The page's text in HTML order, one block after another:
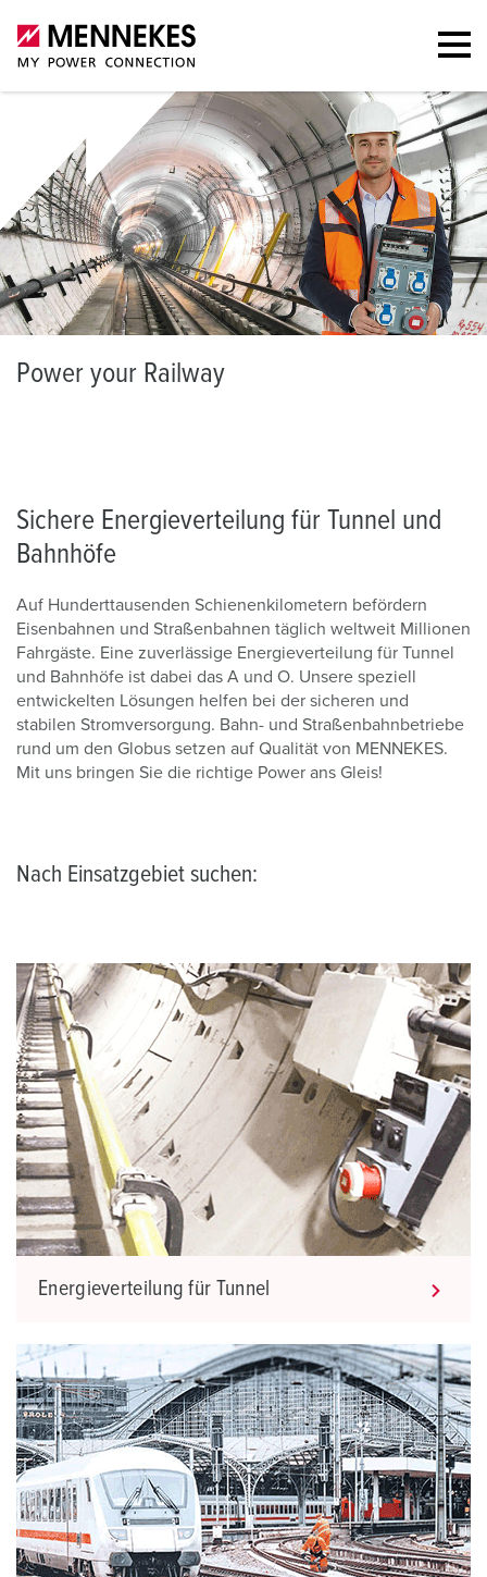
Power your Railway
Sichere Energieverteilung für Tunnel und
Bahnhöfe
Auf Hunderttausenden Schienenkilometern befördern
Eisenbahnen und Straßenbahnen täglich weltweit Millionen
Fahrgäste. Eine zuverlässige Energieverteilung für Tunnel
und Bahnhöfe ist dabei das A und O. Unsere speziell
entwickelten Lösungen helfen bei der sicheren und
stabilen Stromversorgung. Bahn- und Straßenbahnbetriebe
rund um den Globus setzen auf Qualität von MENNEKES.
Mit uns bringen Sie die richtige Power ans Gleis!
Nach Einsatzgebiet suchen:
Energieverteilung für Tunnel